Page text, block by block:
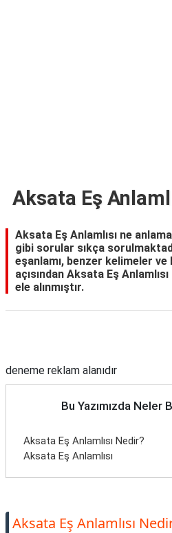
Aksata Eş
Aksata Eş Anlamlısı ne
gibi sorular sıkça
eşanlamı, benzer kelimeler ve
açısından Aksata Eş
ele alınmıştır.
deneme reklam alanıdır
Bu Yazımızda Neler
Aksata Eş Anlamlısı Nedir?
Aksata Eş Anlamlısı
Aksata Eş Anlamlısı